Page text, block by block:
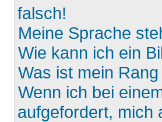
falsch!
Meine Sprache
Wie kann ich ein
Was ist mein
Wenn ich bei
aufgefordert, mich